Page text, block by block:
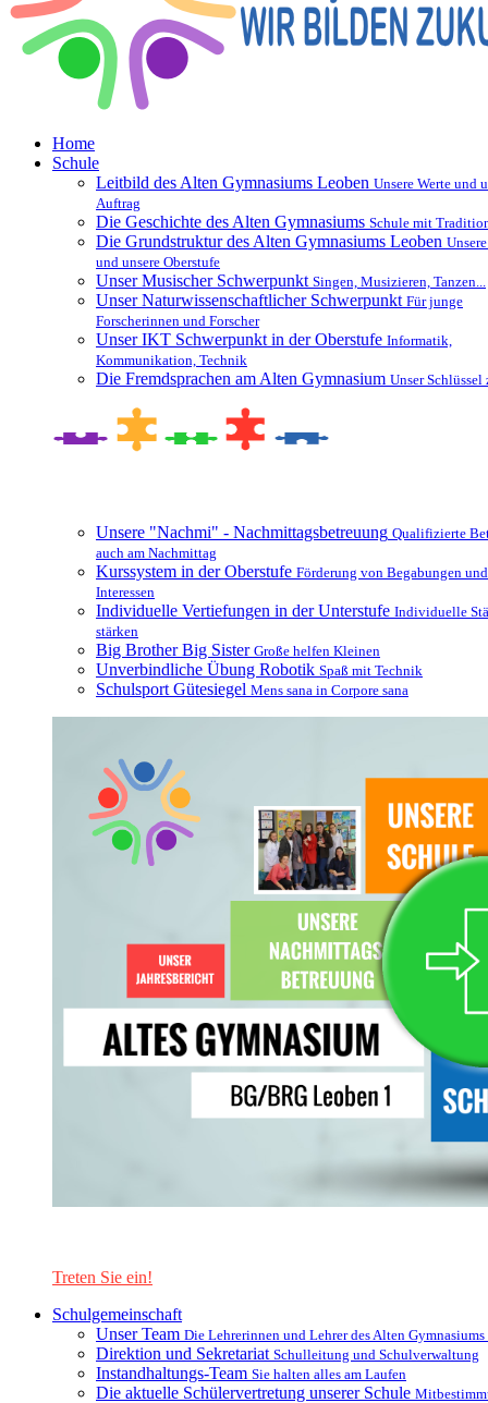
Home
Schule
Leitbild des Alten Gymnasiums Leoben Unsere Werte und
Auftrag
Die Geschichte des Alten Gymnasiums Schule mit
Die Grundstruktur des Alten Gymnasiums Leoben
und unsere Oberstufe
Unser Musischer Schwerpunkt Singen, Musizieren, Tanzen...
Unser Naturwissenschaftlicher Schwerpunkt Für junge
Forscherinnen und Forscher
Unser IKT Schwerpunkt in der Oberstufe Informatik,
Kommunikation, Technik
Die Fremdsprachen am Alten Gymnasium Unser Schlüssel
Unsere "Nachmi" - Nachmittagsbetreuung Qualifizierte
auch am Nachmittag
Kurssystem in der Oberstufe Förderung von Begabungen und
Interessen
Individuelle Vertiefungen in der Unterstufe Individuelle
stärken
Big Brother Big Sister Große helfen Kleinen
Unverbindliche Übung Robotik Spaß mit Technik
Schulsport Gütesiegel Mens sana in Corpore sana
Treten Sie ein!
Schulgemeinschaft
Unser Team Die Lehrerinnen und Lehrer des Alten
Direktion und Sekretariat Schulleitung und Schulverwaltung
Instandhaltungs-Team Sie halten alles am Laufen
Die aktuelle Schülervertretung unserer Schule